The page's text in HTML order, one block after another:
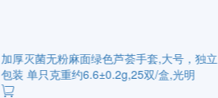
加厚灭菌无粉麻面绿色芦荟手套,大号，独立
包装 单只克重约6.6±0.2g,25双/盒,光明